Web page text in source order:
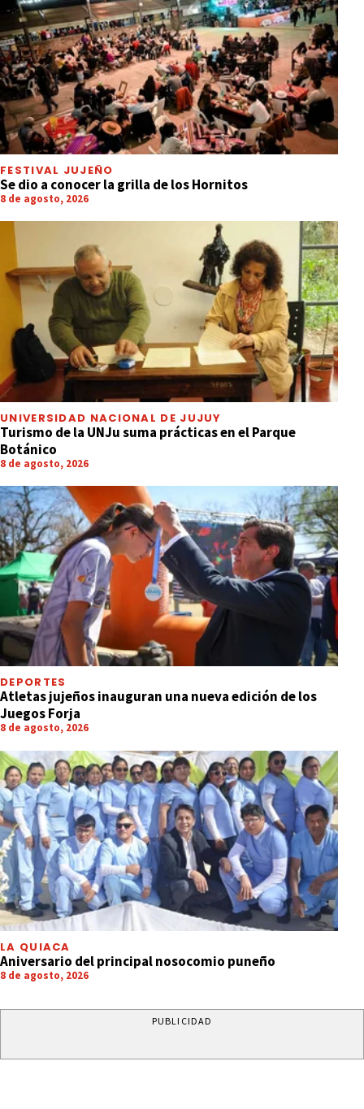
FESTIVAL JUJEÑO
Se dio a conocer la grilla de los Hornitos
8 de agosto, 2026
UNIVERSIDAD NACIONAL DE JUJUY
Turismo de la UNJu suma prácticas en el Parque
Botánico
8 de agosto, 2026
DEPORTES
Atletas jujeños inauguran una nueva edición de los
Juegos Forja
8 de agosto, 2026
LA QUIACA
Aniversario del principal nosocomio puneño
8 de agosto, 2026
PUBLICIDAD